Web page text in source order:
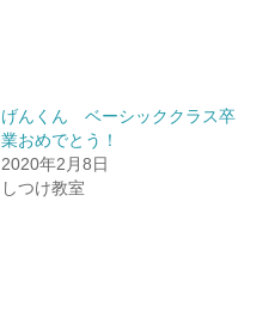
げんくん ベーシッククラス卒
業おめでとう！
2020年2月8日
しつけ教室